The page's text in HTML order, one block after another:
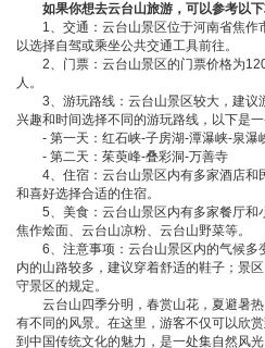
如果你想去云台山旅游，可以参考以下
1、交通：云台山景区位于河南省焦作
以选择自驾或乘坐公共交通工具前往。
2、门票：云台山景区的门票价格为
人。
3、游玩路线：云台山景区较大，建议
兴趣和时间选择不同的游玩路线，以下是一
- 第一天：红石峡-子房湖-潭瀑峡-泉瀑
- 第二天：茱萸峰-叠彩洞-万善寺
4、住宿：云台山景区内有多家酒店和
和喜好选择合适的住宿。
5、美食：云台山景区内有多家餐厅和
焦作烩面、云台山凉粉、云台山野菜等。
6、注意事项：云台山景区内的气候多
内的山路较多，建议穿着舒适的鞋子；景
守景区的规定。
云台山四季分明，春赏山花，夏避暑热
有不同的风景。在这里，游客不仅可以欣
到中国传统文化的魅力，是一处集自然风